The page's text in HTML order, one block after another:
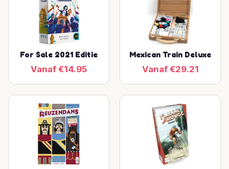
For Sale 2021 Editie
Vanaf €14.95
Mexican Train Deluxe
Vanaf €29.21